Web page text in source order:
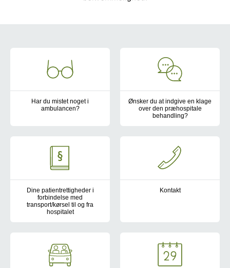
Har du mistet noget i
ambulancen?
Det er altid ærgerligt, hvis man mister noget – særligt hvis det
Ønsker du at indgive en klage
over den præhospitale
behandling?
Dine patientrettigheder i
forbindelse med
transport/kørsel til og fra
hospitalet
Kontakt